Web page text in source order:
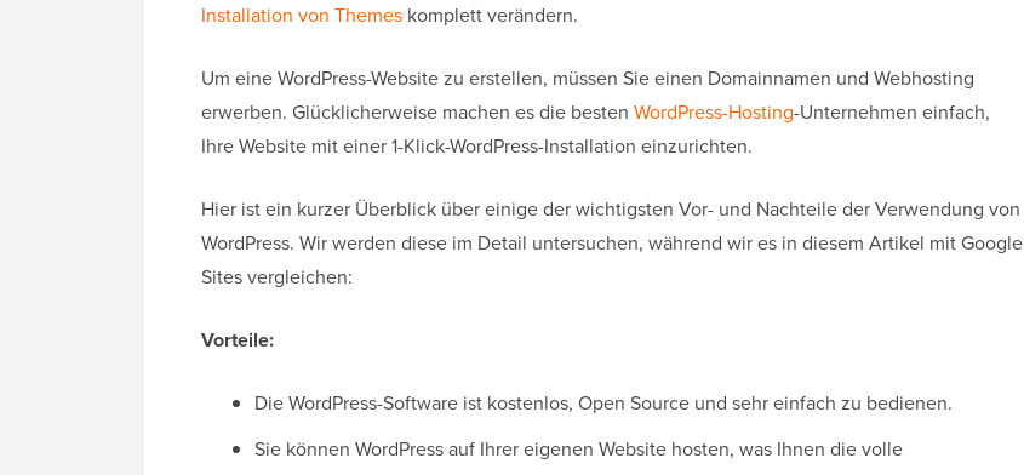
Installation von Themes komplett verändern.
Um eine WordPress-Website zu erstellen, müssen Sie einen Domainnamen und Webhosting
erwerben. Glücklicherweise machen es die besten WordPress-Hosting-Unternehmen einfach,
Ihre Website mit einer 1-Klick-WordPress-Installation einzurichten.
Hier ist ein kurzer Überblick über einige der wichtigsten Vor- und Nachteile der Verwendung von
WordPress. Wir werden diese im Detail untersuchen, während wir es in diesem Artikel mit Google
Sites vergleichen:
Vorteile:
Die WordPress-Software ist kostenlos, Open Source und sehr einfach zu bedienen.
Sie können WordPress auf Ihrer eigenen Website hosten, was Ihnen die volle